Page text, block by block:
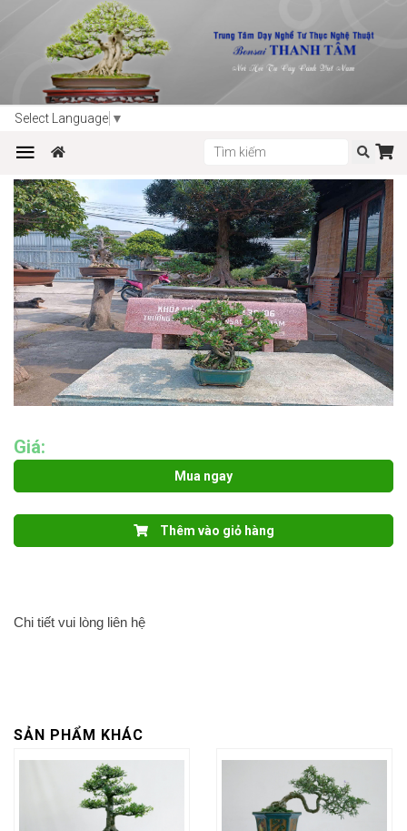
Select Language ▼
Trang chủ Sản phẩm
LINH SAM -N01
Giá:
Mua ngay
Thêm vào giỏ hàng
Chi tiết vui lòng liên hệ
SẢN PHẨM KHÁC